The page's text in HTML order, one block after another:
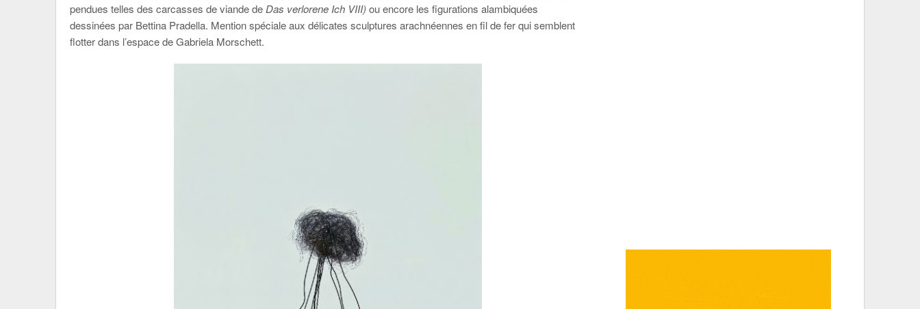
pendues telles des carcasses de viande de Das verlorene Ich VIII) ou encore les figurations alambiquées
dessinées par Bettina Pradella. Mention spéciale aux délicates sculptures arachnéennes en fil de fer qui semblent
flotter dans l’espace de Gabriela Morschett.